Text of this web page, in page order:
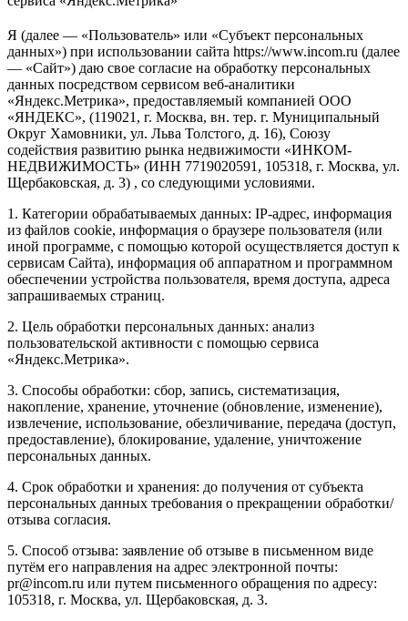
Я (далее — «Пользователь» или «Субъект персональных
данных») при использовании сайта https://www.incom.ru (далее
— «Сайт») даю свое согласие на обработку персональных
данных посредством сервисом веб-аналитики
«Яндекс.Метрика», предоставляемый компанией ООО
«ЯНДЕКС», (119021, г. Москва, вн. тер. г. Муниципальный
Округ Хамовники, ул. Льва Толстого, д. 16), Союзу
содействия развитию рынка недвижимости «ИНКОМ-
НЕДВИЖИМОСТЬ» (ИНН 7719020591, 105318, г. Москва, ул.
Щербаковская, д. 3) , со следующими условиями.
1. Категории обрабатываемых данных: IP-адрес, информация
из файлов cookie, информация о браузере пользователя (или
иной программе, с помощью которой осуществляется доступ к
сервисам Сайта), информация об аппаратном и программном
обеспечении устройства пользователя, время доступа, адреса
запрашиваемых страниц.
2. Цель обработки персональных данных: анализ
пользовательской активности с помощью сервиса
«Яндекс.Метрика».
3. Способы обработки: сбор, запись, систематизация,
накопление, хранение, уточнение (обновление, изменение),
извлечение, использование, обезличивание, передача (доступ,
предоставление), блокирование, удаление, уничтожение
персональных данных.
4. Срок обработки и хранения: до получения от субъекта
персональных данных требования о прекращении обработки/
отзыва согласия.
5. Способ отзыва: заявление об отзыве в письменном виде
путём его направления на адрес электронной почты:
pr@incom.ru или путем письменного обращения по адресу:
105318, г. Москва, ул. Щербаковская, д. 3.